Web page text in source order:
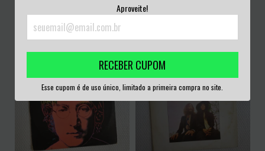
Aproveite!
RECEBER CUPOM
Esse cupom é de uso único, limitado a primeira compra no site.